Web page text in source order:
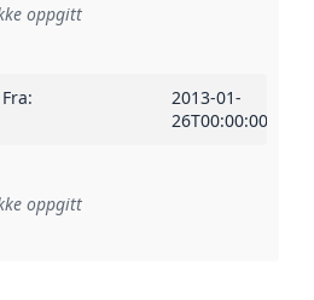
: oppgitt
Fra:
2013-01-
26T00:00:00Z
til en implementasjonsregel
oppgitt